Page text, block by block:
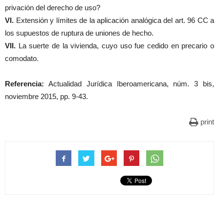
privación del derecho de uso?
VI. Extensión y límites de la aplicación analógica del art. 96 CC a
los supuestos de ruptura de uniones de hecho.
VII. La suerte de la vivienda, cuyo uso fue cedido en precario o
comodato.
Referencia: Actualidad Jurídica Iberoamericana, núm. 3 bis,
noviembre 2015, pp. 9-43.
print